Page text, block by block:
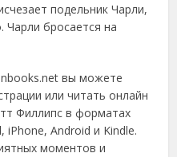
подельник Чарли,
Чарли бросается на
вы можете
или читать онлайн
Филлипс в форматах
Android и Kindle.
моментов и